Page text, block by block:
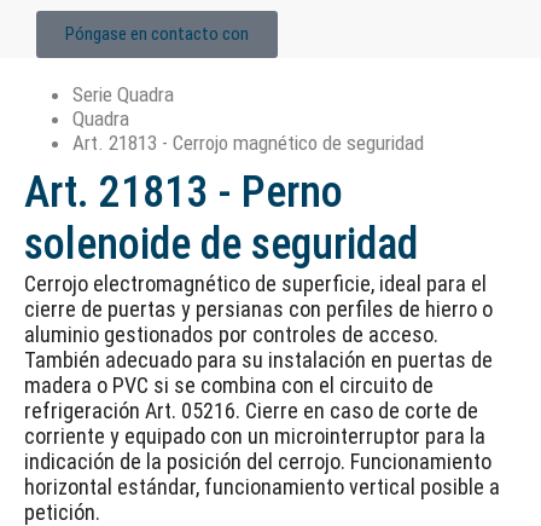
Póngase en contacto con
Serie Quadra
Quadra
Art. 21813 - Cerrojo magnético de seguridad
Art. 21813 - Perno
solenoide de seguridad
Cerrojo electromagnético de superficie, ideal para el
cierre de puertas y persianas con perfiles de hierro o
aluminio gestionados por controles de acceso.
También adecuado para su instalación en puertas de
madera o PVC si se combina con el circuito de
refrigeración Art. 05216. Cierre en caso de corte de
corriente y equipado con un microinterruptor para la
indicación de la posición del cerrojo. Funcionamiento
horizontal estándar, funcionamiento vertical posible a
petición.